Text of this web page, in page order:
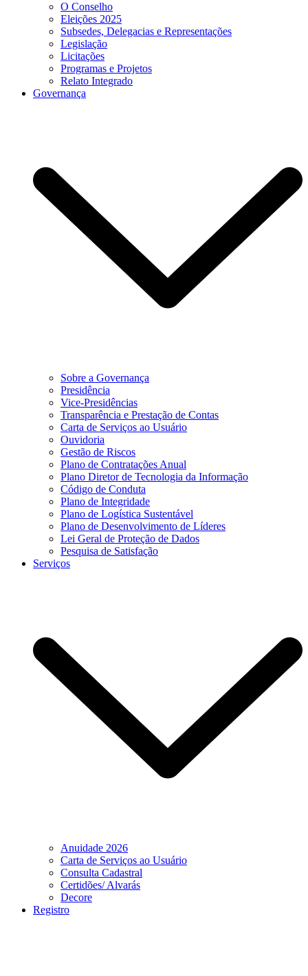
O Conselho
Eleições 2025
Subsedes, Delegacias e Representações
Legislação
Licitações
Programas e Projetos
Relato Integrado
Governança
Sobre a Governança
Presidência
Vice-Presidências
Transparência e Prestação de Contas
Carta de Serviços ao Usuário
Ouvidoria
Gestão de Riscos
Plano de Contratações Anual
Plano Diretor de Tecnologia da Informação
Código de Conduta
Plano de Integridade
Plano de Logística Sustentável
Plano de Desenvolvimento de Líderes
Lei Geral de Proteção de Dados
Pesquisa de Satisfação
Serviços
Anuidade 2026
Carta de Serviços ao Usuário
Consulta Cadastral
Certidões/ Alvarás
Decore
Registro